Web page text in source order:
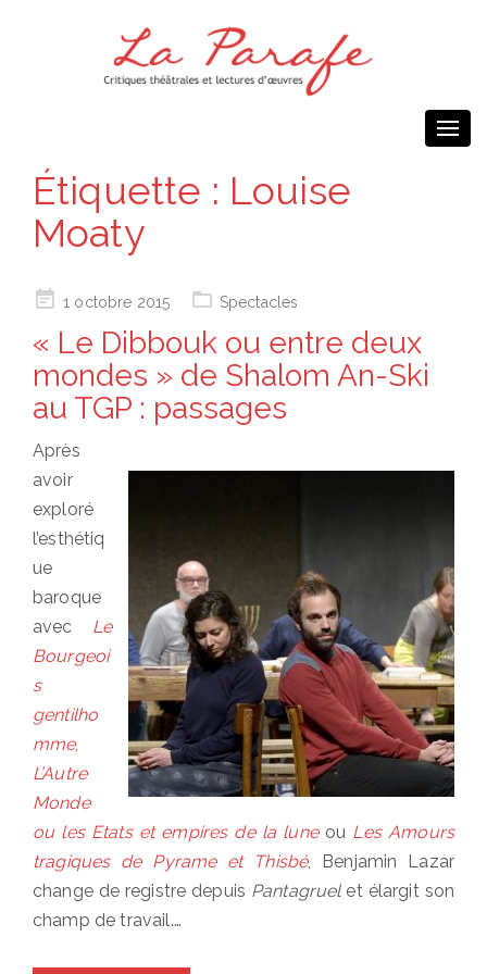
Étiquette : Louise
Moaty
Posted1 octobre 2015 Spectacles
« Le Dibbouk ou entre deux
mondes » de Shalom An-Ski
au TGP : passages
Après
avoir
exploré
l’esthétiq
ue
baroque
avec Le
Bourgeoi
s
gentilho
mme,
L’Autre
Monde
ou les Etats et empires de la lune ou Les Amours
tragiques de Pyrame et Thisbé, Benjamin Lazar
change de registre depuis Pantagruelet élargit son
champ de travail.…